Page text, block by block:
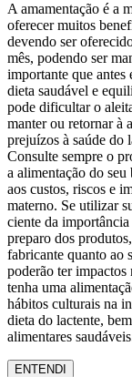
A amamentação é a
oferecer muitos
devendo ser
mês, podendo ser
importante que antes
dieta saudável e
pode dificultar o
manter ou retornar à
prejuízos à saúde do
Consulte sempre o
a alimentação do
aos custos, riscos e
materno. Se utilizar
ciente da
preparo dos
fabricante quanto ao
poderão ter impactos
tenha uma
hábitos culturais na
dieta do lactente,
alimentares
ENTENDI